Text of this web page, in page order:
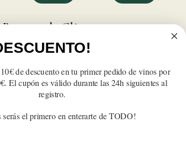
Scavi
Spumante
Scavi
Spumante
Scavi
Scavi
Reseñas de Clientes
Write a review
de descuento en tu primer pedido de vinos por
El cupón es válido durante las 24h siguientes al
registro.
serás el primero en enterarte de TODO!